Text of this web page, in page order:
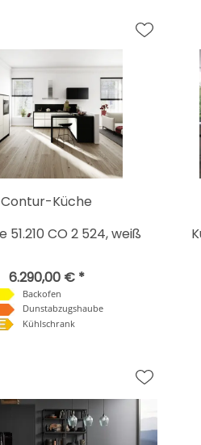
Contur-Küche
51.210 CO 2 524, weiß
6.290,00 € *
Backofen
Dunstabzugshaube
Kühlschrank